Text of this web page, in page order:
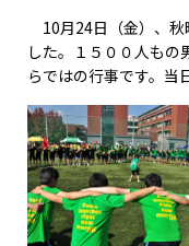
10月24日（金）、秋
した。１５００人も
らではの行事です。当